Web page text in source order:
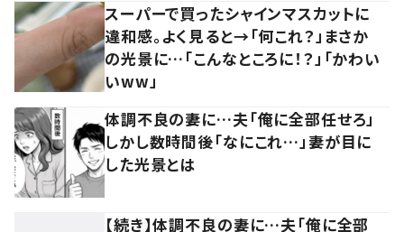
スーパーで買ったシャインマスカットに
違和感。よく見ると→「何これ？」まさか
の光景に…「こんなところに！？」「かわい
いww」
体調不良の妻に…夫「俺に全部任せろ」
しかし数時間後「なにこれ…」妻が目に
した光景とは
【続き】体調不良の妻に…夫「俺に全部